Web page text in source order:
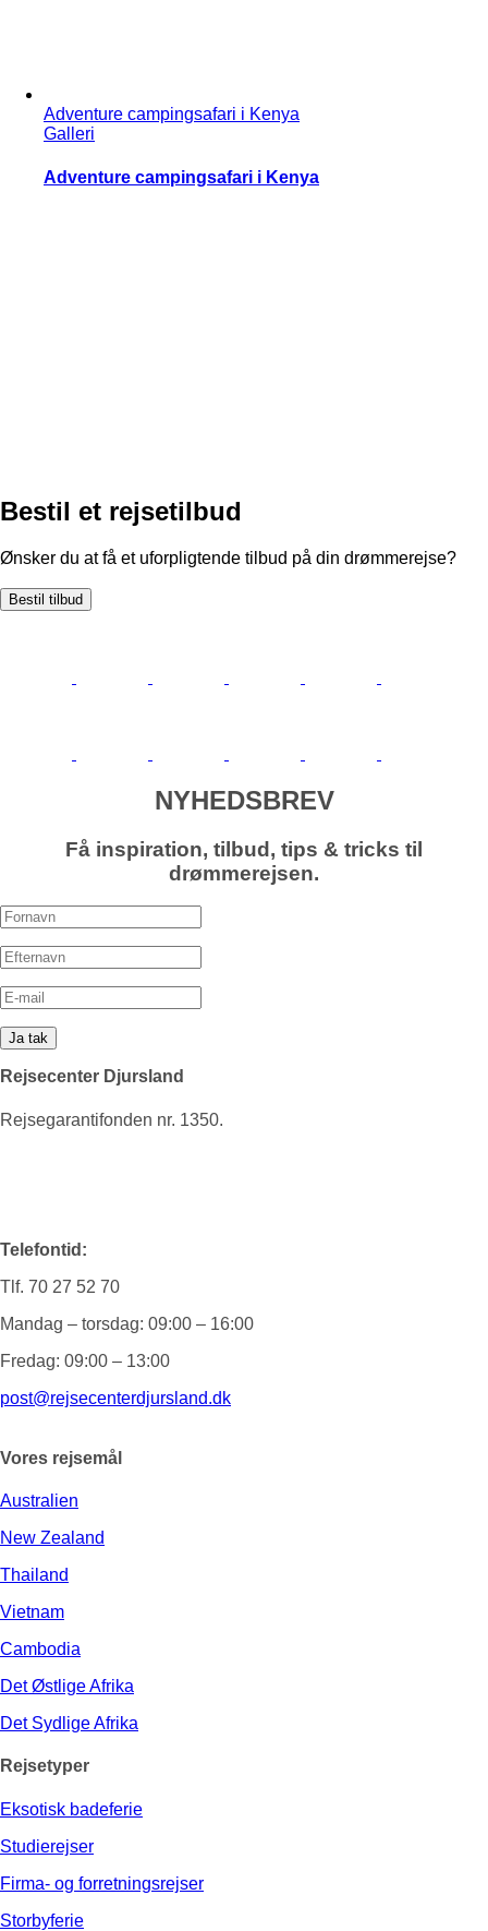
Adventure campingsafari i Kenya
Galleri
Adventure campingsafari i Kenya
Bestil et rejsetilbud
Ønsker du at få et uforpligtende tilbud på din drømmerejse?
NYHEDSBREV
Få inspiration, tilbud, tips & tricks til
drømmerejsen.
Rejsecenter Djursland
Rejsegarantifonden nr. 1350.
Telefontid:
Tlf. 70 27 52 70
Mandag – torsdag: 09:00 – 16:00
Fredag: 09:00 – 13:00
post@rejsecenterdjursland.dk
Vores rejsemål
Australien
New Zealand
Thailand
Vietnam
Cambodia
Det Østlige Afrika
Det Sydlige Afrika
Rejsetyper
Eksotisk badeferie
Studierejser
Firma- og forretningsrejser
Storbyferie